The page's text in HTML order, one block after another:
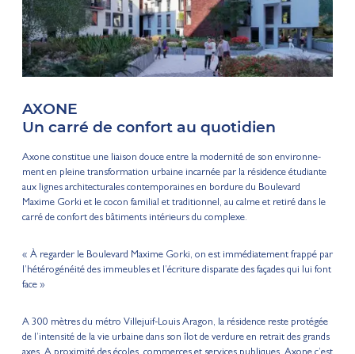
AXONE
Un carré de confort au quotidien
Axone constitue une liaison douce entre la modernité de son environne-
ment en pleine transformation urbaine incarnée par la résidence étudiante
aux lignes architecturales contemporaines en bordure du Boulevard
Maxime Gorki et le cocon familial et traditionnel, au calme et retiré dans le
carré de confort des bâtiments intérieurs du complexe.
« À regarder le Boulevard Maxime Gorki, on est immédiatement frappé par
l’hétérogénéité des immeubles et l’écriture disparate des façades qui lui font
face »
A 300 mètres du métro Villejuif-Louis Aragon, la résidence reste protégée
de l’intensité de la vie urbaine dans son îlot de verdure en retrait des grands